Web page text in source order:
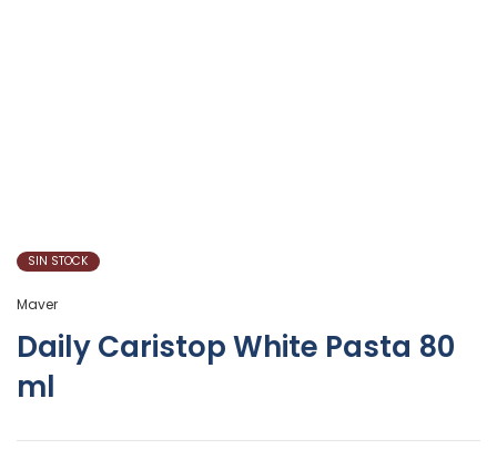
SIN STOCK
Maver
Daily Caristop White Pasta 80
ml